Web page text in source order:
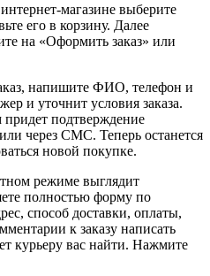
магазине выберите
его в корзину. Далее
на «Оформить заказ» или
напишите ФИО, телефон и
и уточнит условия заказа.
придет подтверждение
через СМС. Теперь останется
новой покупке.
режиме выглядит
полностью форму по
способ доставки, оплаты,
к заказу написать
курьеру вас найти. Нажмите